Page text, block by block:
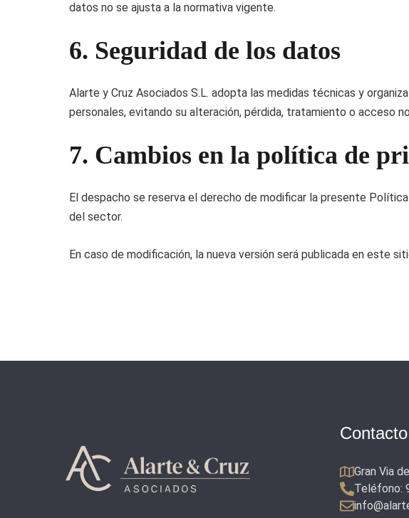
datos no se ajusta a la normativa vigente.
6. Seguridad de los datos
Alarte y Cruz Asociados S.L. adopta las medidas técnicas y
personales, evitando su alteración, pérdida, tratamiento o acceso
7. Cambios en la política de
El despacho se reserva el derecho de modificar la presente
del sector.
En caso de modificación, la nueva versión será publicada en este
Contacto
Gran Via
Teléfono: